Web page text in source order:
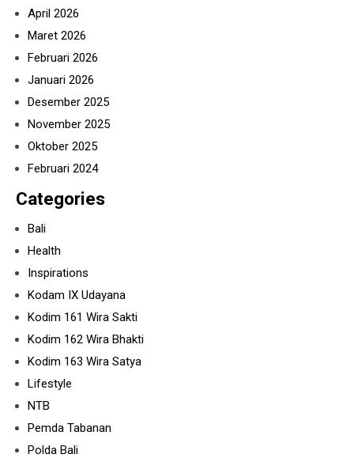
April 2026
Maret 2026
Februari 2026
Januari 2026
Desember 2025
November 2025
Oktober 2025
Februari 2024
Categories
Bali
Health
Inspirations
Kodam IX Udayana
Kodim 161 Wira Sakti
Kodim 162 Wira Bhakti
Kodim 163 Wira Satya
Lifestyle
NTB
Pemda Tabanan
Polda Bali